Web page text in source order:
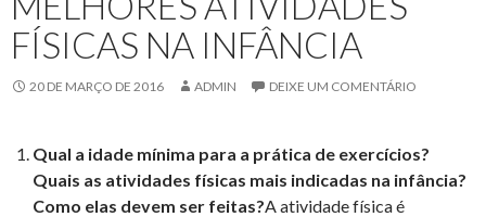
FÍSICAS NA INFÂNCIA
20 DE MARÇO DE 2016 ADMIN DEIXE UM COMENTÁRIO
Qual a idade mínima para a prática de exercícios?
Quais as atividades físicas mais indicadas na infância?
Como elas devem ser feitas?A atividade física é